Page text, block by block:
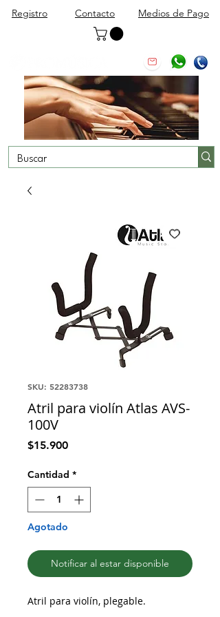
Registro Contacto Medios de Pago
SKU: 52283738
Atril para violín Atlas AVS-
100V
$15.900Precio
Cantidad *
Agotado
Notificar al estar disponible
Atril para violín, plegable.